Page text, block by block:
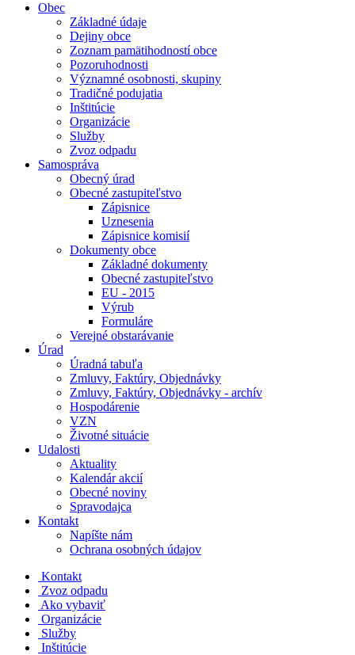
Obec
Základné údaje
Dejiny obce
Zoznam pamätihodností obce
Pozoruhodnosti
Významné osobnosti, skupiny
Tradičné podujatia
Inštitúcie
Organizácie
Služby
Zvoz odpadu
Samospráva
Obecný úrad
Obecné zastupiteľstvo
Zápisnice
Uznesenia
Zápisnice komisií
Dokumenty obce
Základné dokumenty
Obecné zastupiteľstvo
EU - 2015
Výrub
Formuláre
Verejné obstarávanie
Úrad
Úradná tabuľa
Zmluvy, Faktúry, Objednávky
Zmluvy, Faktúry, Objednávky - archív
Hospodárenie
VZN
Životné situácie
Udalosti
Aktuality
Kalendár akcií
Obecné noviny
Spravodajca
Kontakt
Napíšte nám
Ochrana osobných údajov
Kontakt
Zvoz odpadu
Ako vybaviť
Organizácie
Služby
Inštitúcie